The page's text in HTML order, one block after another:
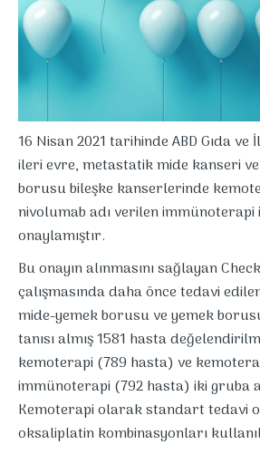
16 Nisan 2021 tarihinde ABD Gıda ve
ileri evre, metastatik mide kanseri
borusu bileşke kanserlerinde
nivolumab adı verilen immünoterapi
onaylamıştır.
Bu onayın alınmasını sağlayan
çalışmasında daha önce tedavi
mide-yemek borusu ve yemek
tanısı almış 1581 hasta
kemoterapi (789 hasta) ve
immünoterapi (792 hasta) iki gruba
Kemoterapi olarak standart tedavi
oksaliplatin kombinasyonları